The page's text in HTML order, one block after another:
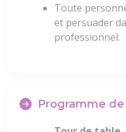
Toute
et persuader
professionnel.
Programme